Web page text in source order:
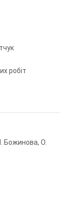
робіт
Божинова, О.